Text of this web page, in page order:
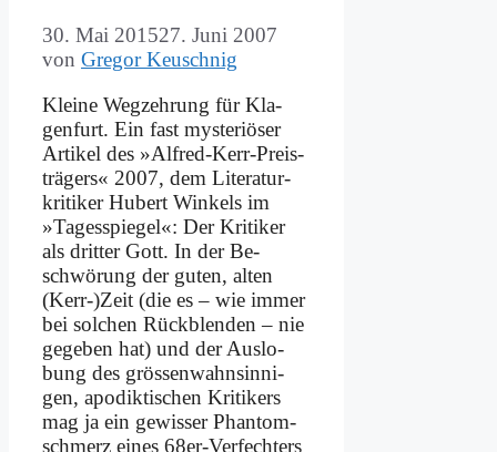
30. Mai 201527. Juni 2007
von Gregor Keuschnig
Klei­ne Weg­zeh­rung für Kla­
gen­furt. Ein fast my­ste­riö­ser
Ar­ti­kel des »Al­f­red-Kerr-Prei­s­
trä­­gers« 2007, dem Li­te­ra­tur­
kri­ti­ker Hu­bert Win­kels im
»Ta­ges­spie­gel«: Der Kri­ti­ker
als drit­ter Gott. In der Be­
schwö­rung der gu­ten, al­ten
(Kerr-)Zeit (die es – wie im­mer
bei sol­chen Rück­blen­den – nie
ge­ge­ben hat) und der Aus­lo­
bung des grö­ssen­wahn­sin­ni­
gen, apo­dik­ti­schen Kri­ti­kers
mag ja ein ge­wis­ser Phan­tom­
schmerz ei­nes 68er-Ver­­­fech­ters